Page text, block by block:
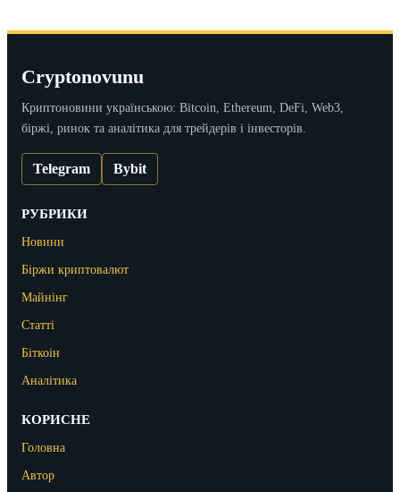
Cryptonovunu
Криптоновини українською: Bitcoin, Ethereum, DeFi, Web3,
біржі, ринок та аналітика для трейдерів і інвесторів.
Telegram Bybit
РУБРИКИ
Новини
Біржи криптовалют
Майнінг
Статті
Біткоін
Аналітика
КОРИСНЕ
Головна
Автор